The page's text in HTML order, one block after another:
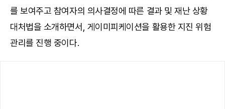
를 보여주고 참여자의 의사결정에 따른 결과 및 재난 상황
대처법을 소개하면서, 게이미피케이션을 활용한 지진 위험
관리를 진행 중이다.